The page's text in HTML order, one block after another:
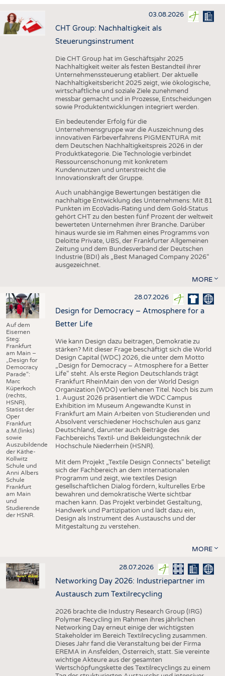
HAUS- UND HEIMTEXTILIEN
BEKLEIDUNG
AUSSCHREIBUNGEN
DTV AUSSCHREIBUNGSDIENST
STATISTICS
ADRESSEN & LINKS
PUBLIKATIONEN
BRANCHENTERMINE
03.08.2026
CHT Group: Nachhaltigkeit als
Steuerungsinstrument
Die CHT Group hat im Geschäftsjahr 2025
Nachhaltigkeit weiter als festen Bestandteil ihrer
Unternehmenssteuerung etabliert. Der aktuelle
Nachhaltigkeitsbericht 2025 zeigt, wie ökologische,
wirtschaftliche und soziale Ziele zunehmend
messbar gemacht und in Prozesse, Entscheidungen
sowie Produktentwicklungen integriert werden.
Ein bedeutender Erfolg für die
Unternehmensgruppe war die Auszeichnung des
innovativen Färbeverfahrens PIGMENTURA mit
dem Deutschen Nachhaltigkeitspreis 2026 in der
Produktkategorie. Die Technologie verbindet
Ressourcenschonung mit konkretem
Kundennutzen und unterstreicht die
Innovationskraft der Gruppe.
Auch unabhängige Bewertungen bestätigen die
nachhaltige Entwicklung des Unternehmens: Mit 81
Punkten im EcoVadis-Rating und dem Gold-Status
gehört CHT zu den besten fünf Prozent der weltweit
bewerteten Unternehmen ihrer Branche. Darüber
hinaus wurde sie im Rahmen eines Programms von
Deloitte Private, UBS, der Frankfurter Allgemeinen
Zeitung und dem Bundesverband der Deutschen
Industrie (BDI) als „Best Managed Company 2026“
ausgezeichnet.
MORE
Auf dem
Eisernen
Steg:
Frankfurt
am Main –
„Design for
Democracy
Parade“:
Marc
Küperkoch
(rechts,
HSNR),
Statist der
Oper
Frankfurt
a.M.(links)
sowie
Auszubildende
der Käthe-
Kollwitz
Schule und
Anni Albers
Schule
Frankfurt
am Main
und
Studierende
der HSNR.
28.07.2026
Design for Democracy – Atmosphere for a
Better Life
Wie kann Design dazu beitragen, Demokratie zu
stärken? Mit dieser Frage beschäftigt sich die World
Design Capital (WDC) 2026, die unter dem Motto
„Design for Democracy – Atmosphere for a Better
Life“ steht. Als erste Region Deutschlands trägt
Frankfurt RheinMain den von der World Design
Organization (WDO) verliehenen Titel. Noch bis zum
1. August 2026 präsentiert die WDC Campus
Exhibition im Museum Angewandte Kunst in
Frankfurt am Main Arbeiten von Studierenden und
Absolvent verschiedener Hochschulen aus ganz
Deutschland, darunter auch Beiträge des
Fachbereichs Textil- und Bekleidungstechnik der
Hochschule Niederrhein (HSNR).
Mit dem Projekt „Textile Design Connects“ beteiligt
sich der Fachbereich an dem internationalen
Programm und zeigt, wie textiles Design
gesellschaftlichen Dialog fördern, kulturelles Erbe
bewahren und demokratische Werte sichtbar
machen kann. Das Projekt verbindet Gestaltung,
Handwerk und Partizipation und lädt dazu ein,
Design als Instrument des Austauschs und der
Mitgestaltung zu verstehen.
MORE
28.07.2026
Networking Day 2026: Industriepartner im
Austausch zum Textilrecycling
2026 brachte die Industry Research Group (IRG)
Polymer Recycling im Rahmen ihres jährlichen
Networking Day erneut einige der wichtigsten
Stakeholder im Bereich Textilrecycling zusammen.
Dieses Jahr fand die Veranstaltung bei der Firma
EREMA in Ansfelden, Österreich, statt. Sie vereinte
wichtige Akteure aus der gesamten
Wertschöpfungskette des Textilrecyclings zu einem